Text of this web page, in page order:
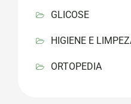
GLICOSE
HIGIENE E
ORTOPEDIA